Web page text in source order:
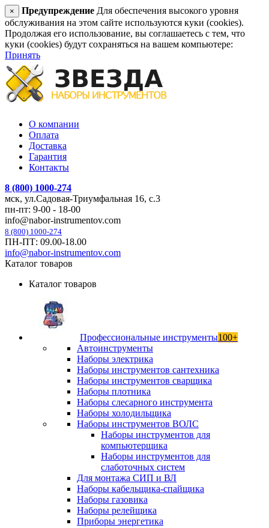
× Предупреждение Для обеспечения высокого уровня
обслуживания на этом сайте используются куки (cookies).
Продолжая его использование, вы соглашаетесь с тем, что
куки (cookies) будут сохраняться на вашем компьютере:
Принять
О компании
Оплата
Доставка
Гарантия
Контакты
8 (800) 1000-274
мск, ул.Садовая-Триумфальная 16, с.3
пн-пт: 9-00 - 18-00
info@nabor-instrumentov.com
8 (800) 1000-274
ПН-ПТ: 09.00-18.00
info@nabor-instrumentov.com
Каталог товаров
Каталог товаров
Профессиональные инструменты100+
Автоинструменты
Наборы электрика
Наборы инструментов сантехника
Наборы инструментов сварщика
Наборы плотника
Наборы слесарного инструмента
Наборы холодильщика
Наборы инструментов ВОЛС
Наборы инструментов для
компьютерщика
Наборы инструментов для
слаботочных систем
Для монтажа СИП и ВЛ
Наборы кабельщика-спайщика
Наборы газовика
Наборы релейщика
Приборы энергетика